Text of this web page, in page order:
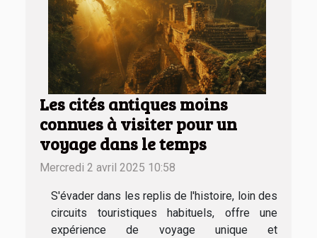
Les cités antiques moins
connues à visiter pour un
voyage dans le temps
Mercredi 2 avril 2025 10:58
S'évader dans les replis de l'histoire, loin des
circuits touristiques habituels, offre une
expérience de voyage unique et